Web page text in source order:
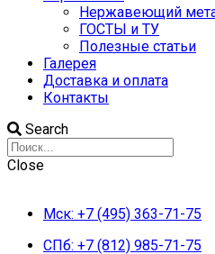
Нержавеющий
ГОСТЫ и ТУ
Полезные статьи
Галерея
Доставка и оплата
Контакты
Search
Close
Мск: +7 (495) 363-71-75
СПб: +7 (812) 985-71-75